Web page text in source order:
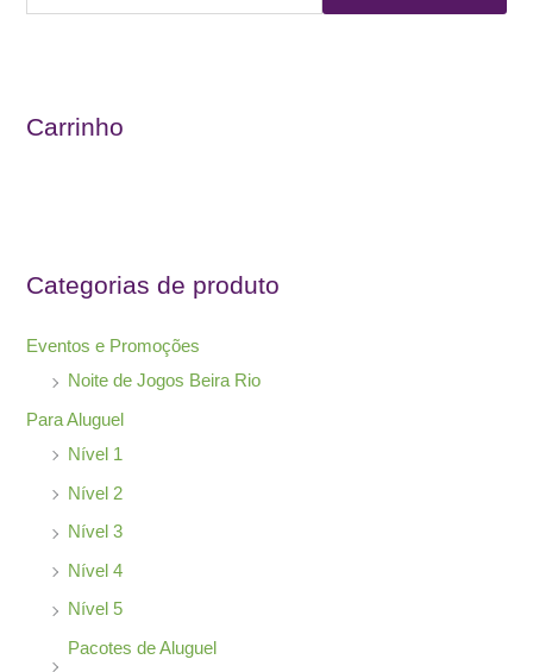
p
r
Carrinho
Categorias de produto
Eventos e Promoções
Noite de Jogos Beira Rio
Para Aluguel
Nível 1
Nível 2
Nível 3
Nível 4
Nível 5
Pacotes de Aluguel